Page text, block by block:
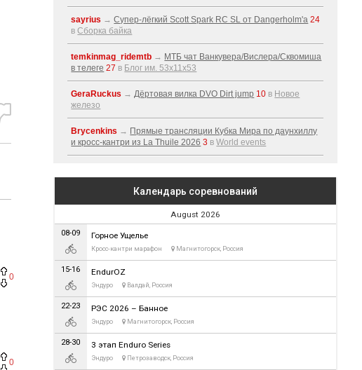
0
0
sayrius →Супер-лёгкий Scott Spark RC SL от Dangerholm'a 24
вСборка байка
temkinmag_ridemtb → МТБ чат Ванкувера/Вислера/Сквомиша
в телеге 27 в Блог им. 53x11x53
GeraRuckus →Дёртовая вилка DVO Dirt jump 10 в Новое
железо
Brycenkins → Прямые трансляции Кубка Мира по даунхиллу
и кросс-кантри из La Thuile 2026 3 вWorld events